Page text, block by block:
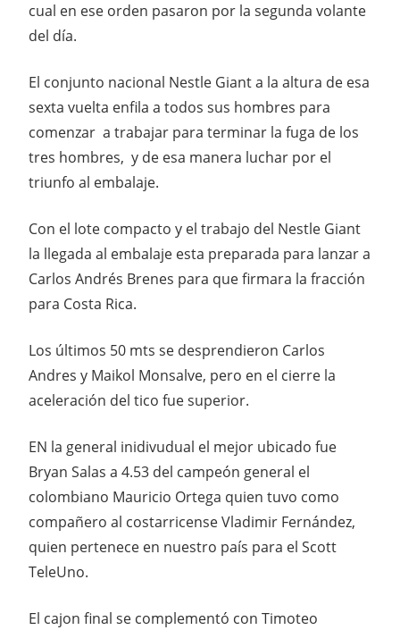
cual en ese orden pasaron por la segunda volante
del día.
El conjunto nacional Nestle Giant a la altura de esa
sexta vuelta enfila a todos sus hombres para
comenzar a trabajar para terminar la fuga de los
tres hombres, y de esa manera luchar por el
triunfo al embalaje.
Con el lote compacto y el trabajo del Nestle Giant
la llegada al embalaje esta preparada para lanzar a
Carlos Andrés Brenes para que firmara la fracción
para Costa Rica.
Los últimos 50 mts se desprendieron Carlos
Andres y Maikol Monsalve, pero en el cierre la
aceleración del tico fue superior.
EN la general inidivudual el mejor ubicado fue
Bryan Salas a 4.53 del campeón general el
colombiano Mauricio Ortega quien tuvo como
compañero al costarricense Vladimir Fernández,
quien pertenece en nuestro país para el Scott
TeleUno.
El cajon final se complementó con Timoteo